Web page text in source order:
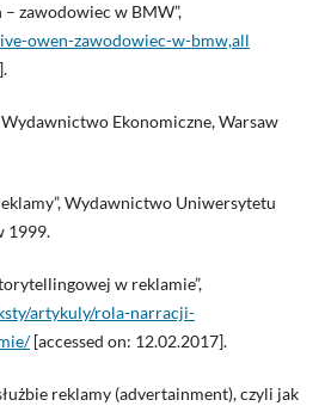
– zawodowiec w BMW”,
owen-zawodowiec-w-bmw,all
Wydawnictwo Ekonomiczne, Warsaw
Wydawnictwo Uniwersytetu
1999.
w reklamie”,
artykuly/rola-narracji-
[accessed on: 12.02.2017].
reklamy (advertainment), czyli jak